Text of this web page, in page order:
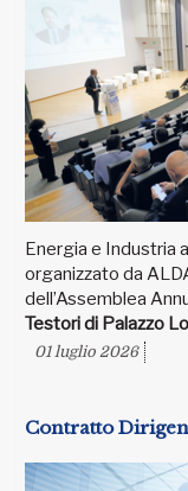
Energia e Industria
organizzato da
dell’Assemblea
Testori di Palazzo
01 luglio 2026
Contratto